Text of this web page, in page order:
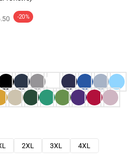
-20%
2XL 3XL
4XL